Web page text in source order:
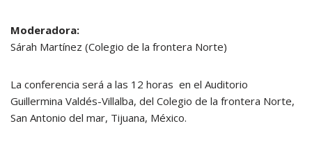
Moderadora:
Sárah Martínez (Colegio de la frontera Norte)
La conferencia será a las 12 horas en el Auditorio
Guillermina Valdés-Villalba, del Colegio de la frontera Norte,
San Antonio del mar, Tijuana, México.